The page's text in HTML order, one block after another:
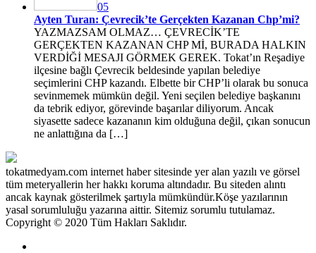
05
Ayten Turan: Çevrecik’te Gerçekten Kazanan Chp’mi?
YAZMAZSAM OLMAZ… ÇEVRECİK’TE
GERÇEKTEN KAZANAN CHP Mİ, BURADA HALKIN
VERDİĞİ MESAJI GÖRMEK GEREK. Tokat’ın Reşadiye
ilçesine bağlı Çevrecik beldesinde yapılan belediye
seçimlerini CHP kazandı. Elbette bir CHP’li olarak bu sonuca
sevinmemek mümkün değil. Yeni seçilen belediye başkanını
da tebrik ediyor, görevinde başarılar diliyorum. Ancak
siyasette sadece kazananın kim olduğuna değil, çıkan sonucun
ne anlattığına da […]
tokatmedyam.com internet haber sitesinde yer alan yazılı ve görsel
tüm meteryallerin her hakkı koruma altındadır. Bu siteden alıntı
ancak kaynak gösterilmek şartıyla mümkündür.Köşe yazılarının
yasal sorumluluğu yazarına aittir. Sitemiz sorumlu tutulamaz.
Copyright © 2020 Tüm Hakları Saklıdır.